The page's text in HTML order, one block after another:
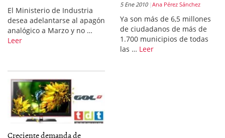
El Ministerio de Industria
desea adelantarse al apagón
analógico a Marzo y no …
Leer
5 Ene 2010 Ana Pérez Sánchez
Ya son más de 6,5 millones
de ciudadanos de más de
1.700 municipios de todas
las … Leer
Creciente demanda de